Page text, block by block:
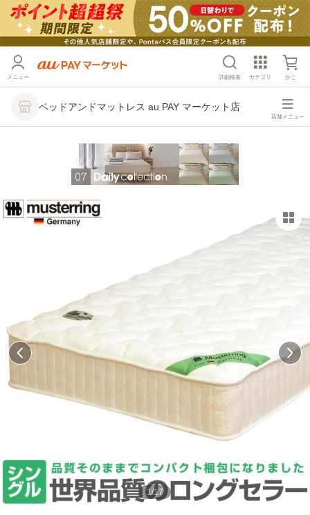
メニュー 詳細検索 カテゴリ かご
ベッドアンドマットレス au PAY マーケット店
店舗メニュー
1/17